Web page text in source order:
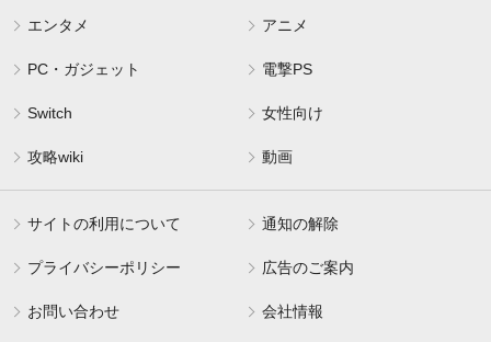
エンタメ アニメ
PC・ガジェット 電撃PS
Switch 女性向け
攻略wiki 動画
サイトの利用について 通知の解除
プライバシーポリシー 広告のご案内
お問い合わせ 会社情報